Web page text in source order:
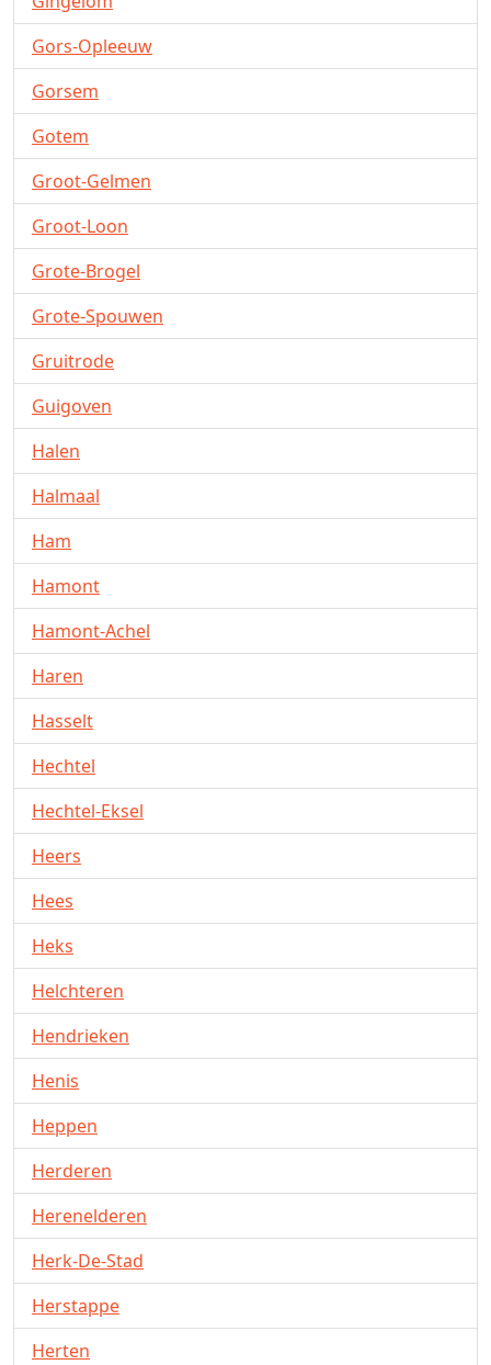
Gors-Opleeuw
Gorsem
Gotem
Groot-Gelmen
Groot-Loon
Grote-Brogel
Grote-Spouwen
Gruitrode
Guigoven
Halen
Halmaal
Ham
Hamont
Hamont-Achel
Haren
Hasselt
Hechtel
Hechtel-Eksel
Heers
Hees
Heks
Helchteren
Hendrieken
Henis
Heppen
Herderen
Herenelderen
Herk-De-Stad
Herstappe
Herten